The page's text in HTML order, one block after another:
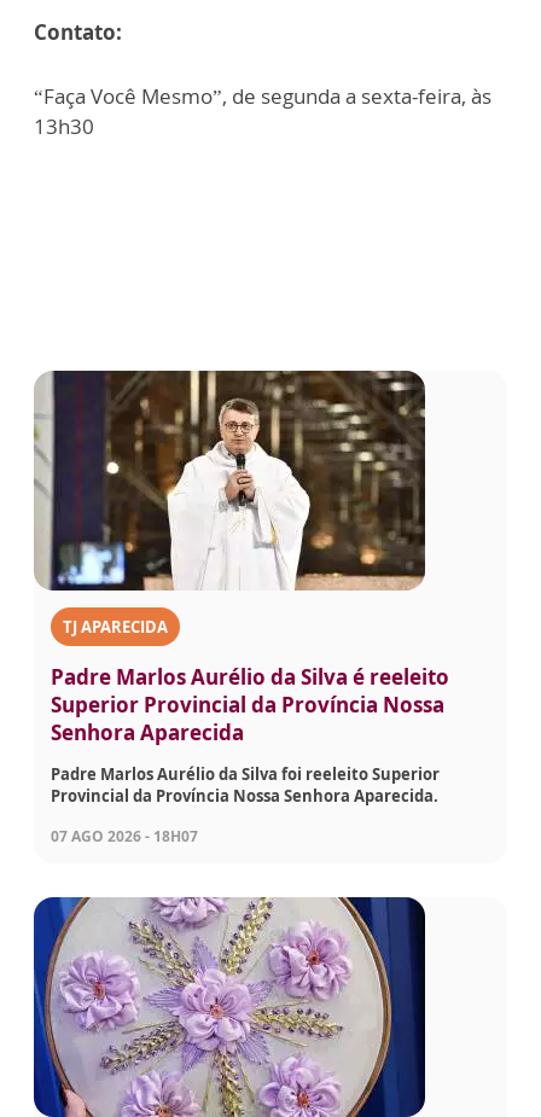
Contato:
“Faça Você Mesmo”, de segunda a sexta-feira, às
13h30
TJ APARECIDA
Padre Marlos Aurélio da Silva é reeleito
Superior Provincial da Província Nossa
Senhora Aparecida
Padre Marlos Aurélio da Silva foi reeleito Superior
Provincial da Província Nossa Senhora Aparecida.
07 AGO 2026 - 18H07